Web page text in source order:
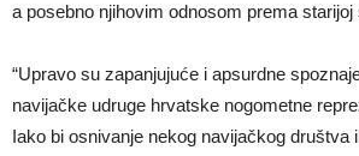
a posebno njihovim odnosom prema starijoj
“Upravo su zapanjujuće i apsurdne
navijačke udruge hrvatske nogometne
Iako bi osnivanje nekog navijačkog društva